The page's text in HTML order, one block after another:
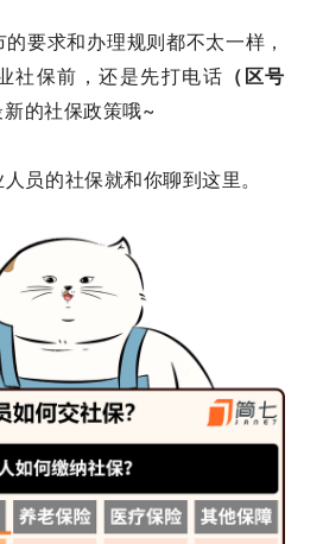
要求和办理规则都不太一样，
社保前，还是先打电话 （区号
新的社保政策哦~
员的社保就和你聊到这里。